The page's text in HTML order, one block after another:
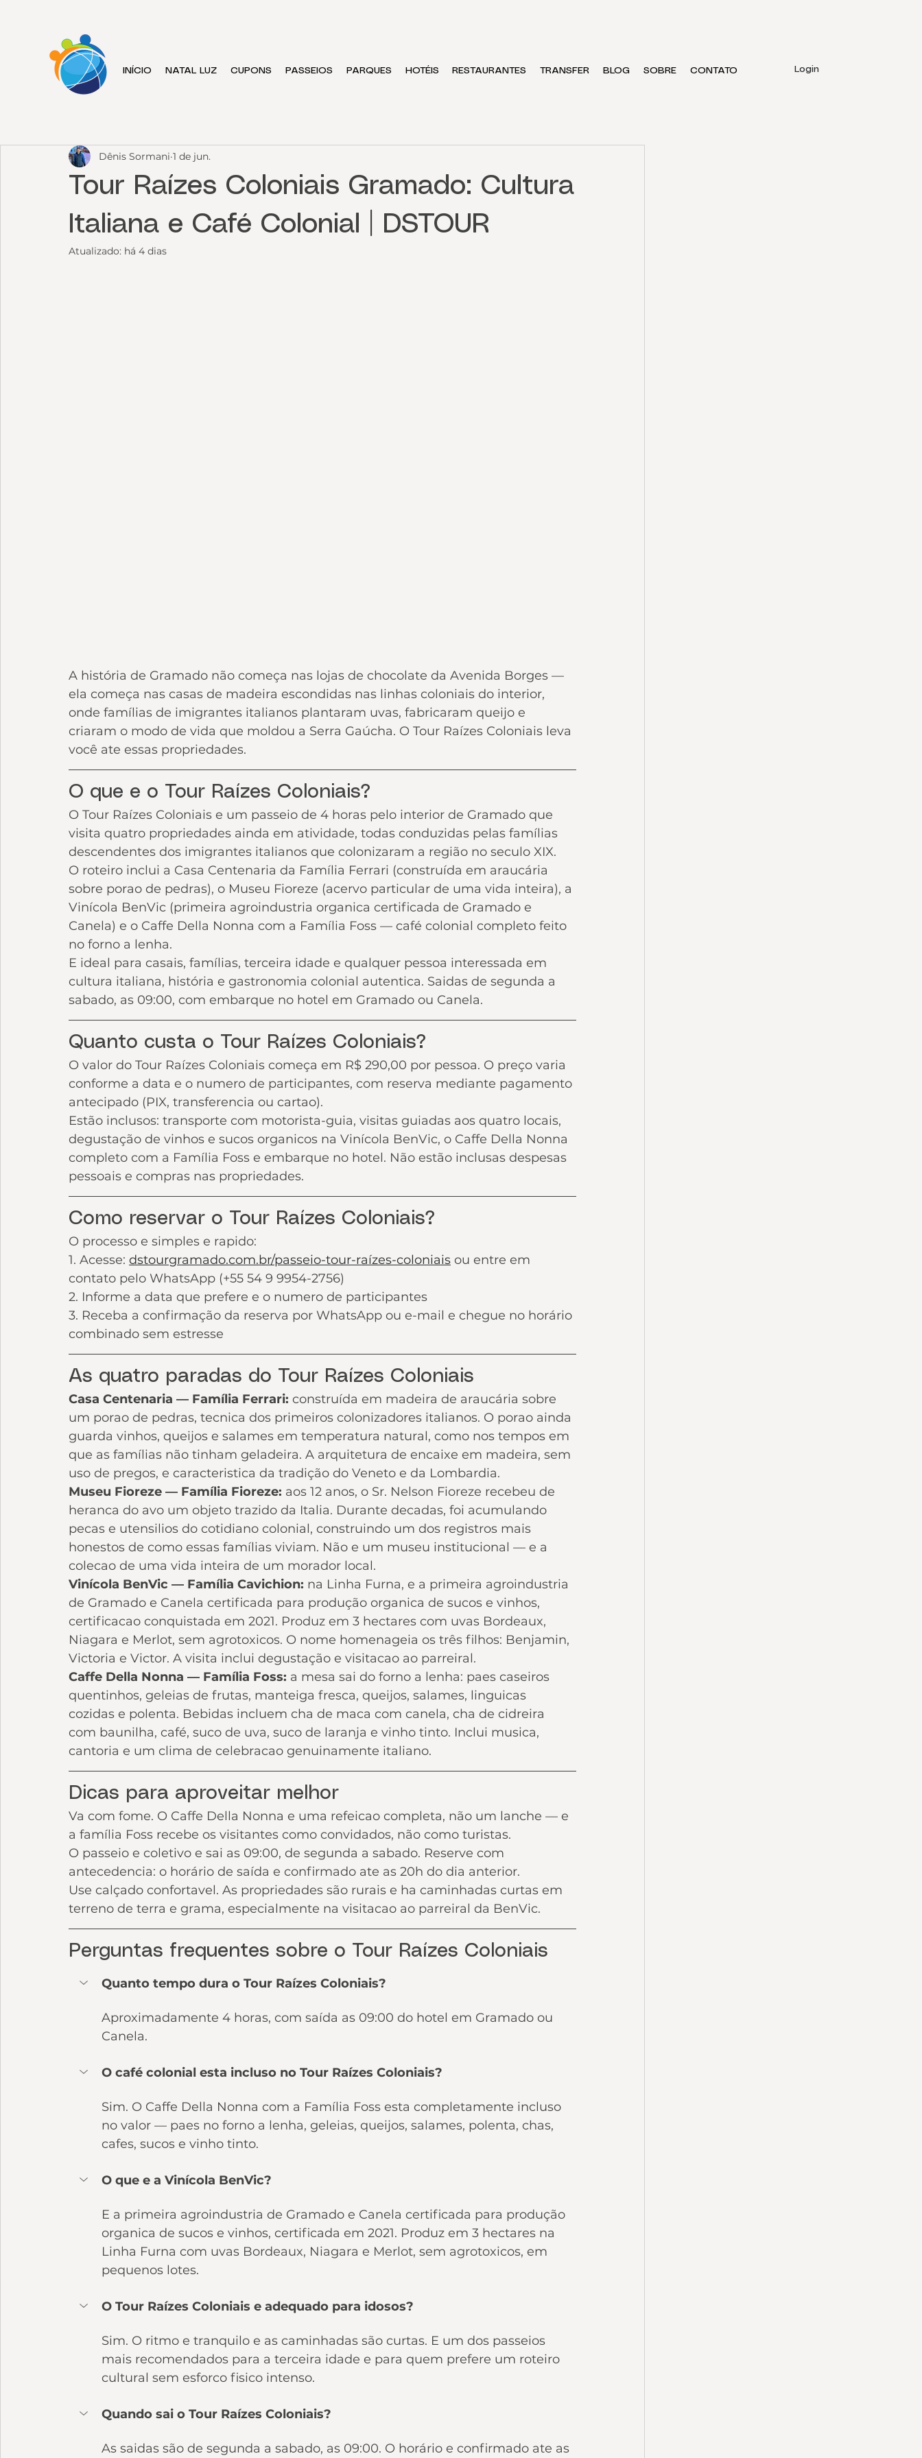
INÍCIO NATAL LUZ CUPONS PASSEIOS PARQUES HOTÉIS RESTAURANTES TRANSFER BLOG SOBRE CONTATO Login
Tour Raízes Coloniais Gramado: Cultura
Italiana e Café Colonial | DSTOUR
Dênis Sormani 1 de jun.
Atualizado: há 4 dias
A história de Gramado não começa nas lojas de chocolate da Avenida Borges —
ela começa nas casas de madeira escondidas nas linhas coloniais do interior,
onde famílias de imigrantes italianos plantaram uvas, fabricaram queijo e
criaram o modo de vida que moldou a Serra Gaúcha. O Tour Raízes Coloniais leva
você ate essas propriedades.
O que e o Tour Raízes Coloniais?
O Tour Raízes Coloniais e um passeio de 4 horas pelo interior de Gramado que
visita quatro propriedades ainda em atividade, todas conduzidas pelas famílias
descendentes dos imigrantes italianos que colonizaram a região no seculo XIX.
O roteiro inclui a Casa Centenaria da Família Ferrari (construída em araucária
sobre porao de pedras), o Museu Fioreze (acervo particular de uma vida inteira), a
Vinícola BenVic (primeira agroindustria organica certificada de Gramado e
Canela) e o Caffe Della Nonna com a Família Foss — café colonial completo feito
no forno a lenha.
E ideal para casais, famílias, terceira idade e qualquer pessoa interessada em
cultura italiana, história e gastronomia colonial autentica. Saidas de segunda a
sabado, as 09:00, com embarque no hotel em Gramado ou Canela.
Quanto custa o Tour Raízes Coloniais?
O valor do Tour Raízes Coloniais começa em R$ 290,00 por pessoa. O preço varia
conforme a data e o numero de participantes, com reserva mediante pagamento
antecipado (PIX, transferencia ou cartao).
Estão inclusos: transporte com motorista-guia, visitas guiadas aos quatro locais,
degustação de vinhos e sucos organicos na Vinícola BenVic, o Caffe Della Nonna
completo com a Família Foss e embarque no hotel. Não estão inclusas despesas
pessoais e compras nas propriedades.
Como reservar o Tour Raízes Coloniais?
O processo e simples e rapido:
1. Acesse: dstourgramado.com.br/passeio-tour-raízes-coloniais ou entre em
contato pelo WhatsApp (+55 54 9 9954-2756)
2. Informe a data que prefere e o numero de participantes
3. Receba a confirmação da reserva por WhatsApp ou e-mail e chegue no horário
combinado sem estresse
As quatro paradas do Tour Raízes Coloniais
Casa Centenaria — Família Ferrari: construída em madeira de araucária sobre
um porao de pedras, tecnica dos primeiros colonizadores italianos. O porao ainda
guarda vinhos, queijos e salames em temperatura natural, como nos tempos em
que as famílias não tinham geladeira. A arquitetura de encaixe em madeira, sem
uso de pregos, e caracteristica da tradição do Veneto e da Lombardia.
Museu Fioreze — Família Fioreze: aos 12 anos, o Sr. Nelson Fioreze recebeu de
heranca do avo um objeto trazido da Italia. Durante decadas, foi acumulando
pecas e utensilios do cotidiano colonial, construindo um dos registros mais
honestos de como essas famílias viviam. Não e um museu institucional — e a
colecao de uma vida inteira de um morador local.
Vinícola BenVic — Família Cavichion: na Linha Furna, e a primeira agroindustria
de Gramado e Canela certificada para produção organica de sucos e vinhos,
certificacao conquistada em 2021. Produz em 3 hectares com uvas Bordeaux,
Niagara e Merlot, sem agrotoxicos. O nome homenageia os três filhos: Benjamin,
Victoria e Victor. A visita inclui degustação e visitacao ao parreiral.
Caffe Della Nonna — Família Foss: a mesa sai do forno a lenha: paes caseiros
quentinhos, geleias de frutas, manteiga fresca, queijos, salames, linguicas
cozidas e polenta. Bebidas incluem cha de maca com canela, cha de cidreira
com baunilha, café, suco de uva, suco de laranja e vinho tinto. Inclui musica,
cantoria e um clima de celebracao genuinamente italiano.
Dicas para aproveitar melhor
Va com fome. O Caffe Della Nonna e uma refeicao completa, não um lanche — e
a família Foss recebe os visitantes como convidados, não como turistas.
O passeio e coletivo e sai as 09:00, de segunda a sabado. Reserve com
antecedencia: o horário de saída e confirmado ate as 20h do dia anterior.
Use calçado confortavel. As propriedades são rurais e ha caminhadas curtas em
terreno de terra e grama, especialmente na visitacao ao parreiral da BenVic.
Perguntas frequentes sobre o Tour Raízes Coloniais
Quanto tempo dura o Tour Raízes Coloniais?
Aproximadamente 4 horas, com saída as 09:00 do hotel em Gramado ou
Canela.
O café colonial esta incluso no Tour Raízes Coloniais?
Sim. O Caffe Della Nonna com a Família Foss esta completamente incluso
no valor — paes no forno a lenha, geleias, queijos, salames, polenta, chas,
cafes, sucos e vinho tinto.
O que e a Vinícola BenVic?
E a primeira agroindustria de Gramado e Canela certificada para produção
organica de sucos e vinhos, certificada em 2021. Produz em 3 hectares na
Linha Furna com uvas Bordeaux, Niagara e Merlot, sem agrotoxicos, em
pequenos lotes.
O Tour Raízes Coloniais e adequado para idosos?
Sim. O ritmo e tranquilo e as caminhadas são curtas. E um dos passeios
mais recomendados para a terceira idade e para quem prefere um roteiro
cultural sem esforco fisico intenso.
Quando sai o Tour Raízes Coloniais?
As saidas são de segunda a sabado, as 09:00. O horário e confirmado ate as